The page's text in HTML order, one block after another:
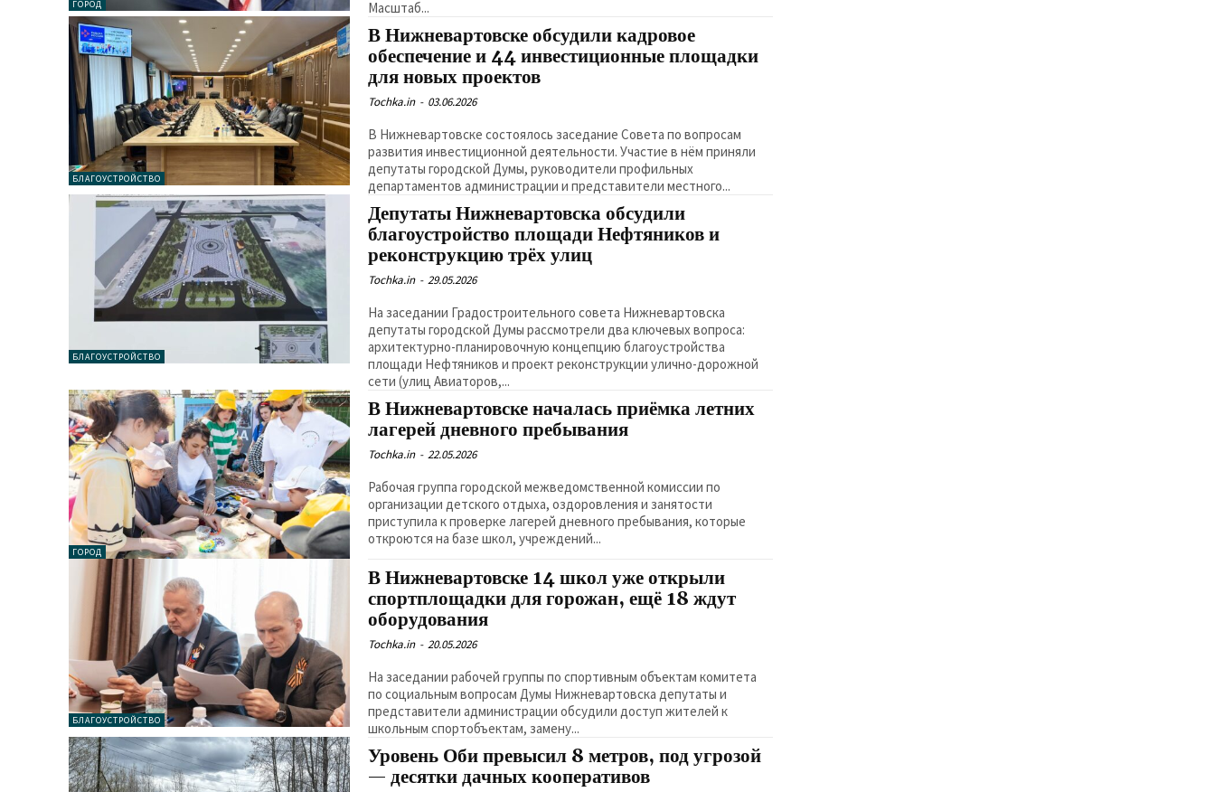
ГОРОД
Масштаб...
БЛАГОУСТРОЙСТВО
В Нижневартовске обсудили кадровое
обеспечение и 44 инвестиционные площадки
для новых проектов
Tochka.in - 03.06.2026
В Нижневартовске состоялось заседание Совета по вопросам
развития инвестиционной деятельности. Участие в нём приняли
депутаты городской Думы, руководители профильных
департаментов администрации и представители местного...
БЛАГОУСТРОЙСТВО
Депутаты Нижневартовска обсудили
благоустройство площади Нефтяников и
реконструкцию трёх улиц
Tochka.in - 29.05.2026
На заседании Градостроительного совета Нижневартовска
депутаты городской Думы рассмотрели два ключевых вопроса:
архитектурно-планировочную концепцию благоустройства
площади Нефтяников и проект реконструкции улично-дорожной
сети (улиц Авиаторов,...
ГОРОД
В Нижневартовске началась приёмка летних
лагерей дневного пребывания
Tochka.in - 22.05.2026
Рабочая группа городской межведомственной комиссии по
организации детского отдыха, оздоровления и занятости
приступила к проверке лагерей дневного пребывания, которые
откроются на базе школ, учреждений...
БЛАГОУСТРОЙСТВО
В Нижневартовске 14 школ уже открыли
спортплощадки для горожан, ещё 18 ждут
оборудования
Tochka.in - 20.05.2026
На заседании рабочей группы по спортивным объектам комитета
по социальным вопросам Думы Нижневартовска депутаты и
представители администрации обсудили доступ жителей к
школьным спортобъектам, замену...
Уровень Оби превысил 8 метров, под угрозой
— десятки дачных кооперативов